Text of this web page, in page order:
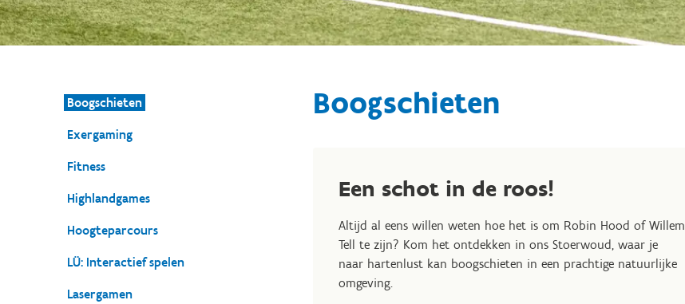
Boogschieten
Exergaming
Fitness
Highlandgames
Hoogteparcours
LÜ: Interactief spelen
Lasergamen
Boogschieten
Een schot in de roos!
Altijd al eens willen weten hoe het is om Robin Hood of Willem
Tell te zijn? Kom het ontdekken in ons Stoerwoud, waar je
naar hartenlust kan boogschieten in een prachtige natuurlijke
omgeving.